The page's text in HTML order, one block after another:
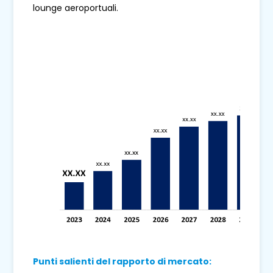
lounge aeroportuali.
Punti salienti del rapporto di mercato: